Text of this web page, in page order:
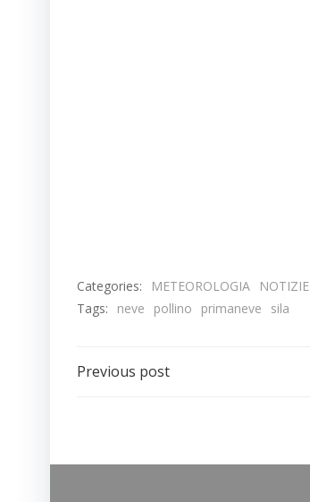
Categories: METEOROLOGIA
NOTIZIE
Tags:
neve pollino primaneve sila
Previous post